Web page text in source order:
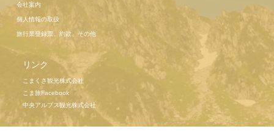
会社案内
個人情報の取扱
旅行業登録票、約款、その他
リンク
こまくさ観光株式会社
こま旅Facebook
中央アルプス観光株式会社